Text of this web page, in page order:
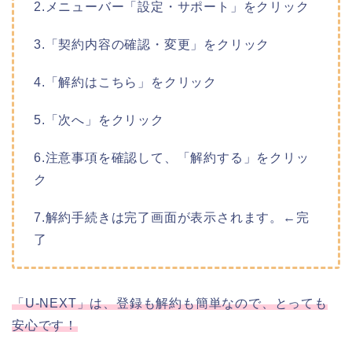
2.メニューバー「設定・サポート」をクリック
3.「契約内容の確認・変更」をクリック
4.「解約はこちら」をクリック
5.「次へ」をクリック
6.注意事項を確認して、「解約する」をクリッ
ク
7.解約手続きは完了画面が表示されます。←完
了
「U-NEXT」は、登録も解約も簡単なので、とっても
安心です！